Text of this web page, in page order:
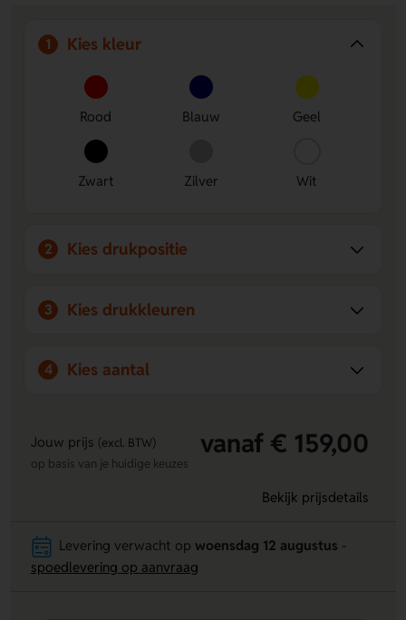
1 Kies kleur
Rood Blauw Geel
Zwart Zilver Wit
2 Kies drukpositie
3 Kies drukkleuren
4 Kies aantal
Jouw prijs (excl. BTW) vanaf € 159,00
op basis van je huidige keuzes
Bekijk prijsdetails
Levering verwacht op woensdag 12 augustus
spoedlevering op aanvraag